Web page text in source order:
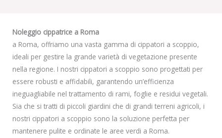
Noleggio cippatrice a Roma
a Roma, offriamo una vasta gamma di cippatori a scoppio,
ideali per gestire la grande varietà di vegetazione presente
nella regione. I nostri cippatori a scoppio sono progettati per
essere robusti e affidabili, garantendo un’efficienza
ineguagliabile nel trattamento di rami, foglie e residui vegetali.
Sia che si tratti di piccoli giardini che di grandi terreni agricoli, i
nostri cippatori a scoppio sono la soluzione perfetta per
mantenere pulite e ordinate le aree verdi a Roma.